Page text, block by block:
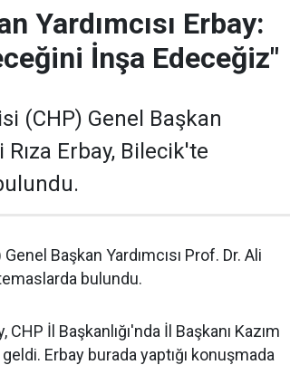
Yardımcısı Erbay:
İnşa Edeceğiz"
(CHP) Genel Başkan
Rıza Erbay, Bilecik'te
Başkan Yardımcısı Prof. Dr. Ali
bulundu.
CHP İl Başkanlığı'nda İl Başkanı Kazım
Erbay burada yaptığı konuşmada